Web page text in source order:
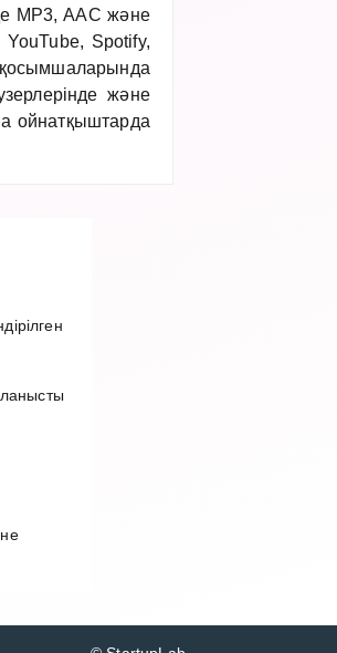
MP3, AAC және
Spotify,
және
ойнатқыштарда